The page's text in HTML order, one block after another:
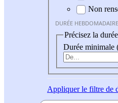
Non
DURÉE HEBDOMADAIRE
Précisez la
Durée minimale
Appliquerle filtre de